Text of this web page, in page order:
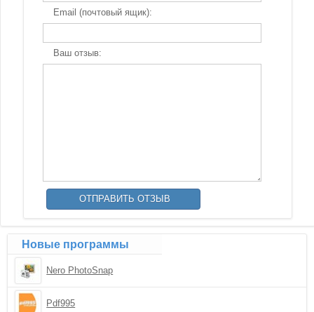
Email (почтовый ящик):
Ваш отзыв:
Новые программы
Nero PhotoSnap
Pdf995